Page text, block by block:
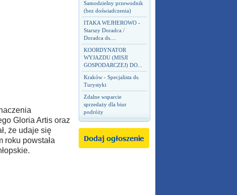
Samodzielny przewodnik
(bez doświadczenia)
ITAKA WEJHEROWO -
Starszy Doradca /
Doradca ds....
KOORDYNATOR
WYJAZDU (MISJI
GOSPODARCZEJ) DO...
Kraków - Specjalista ds.
Turystyki
Zdalne wsparcie
sprzedaży dla biur
podróży
Gloria Artis oraz
że udaje się
roku powstała